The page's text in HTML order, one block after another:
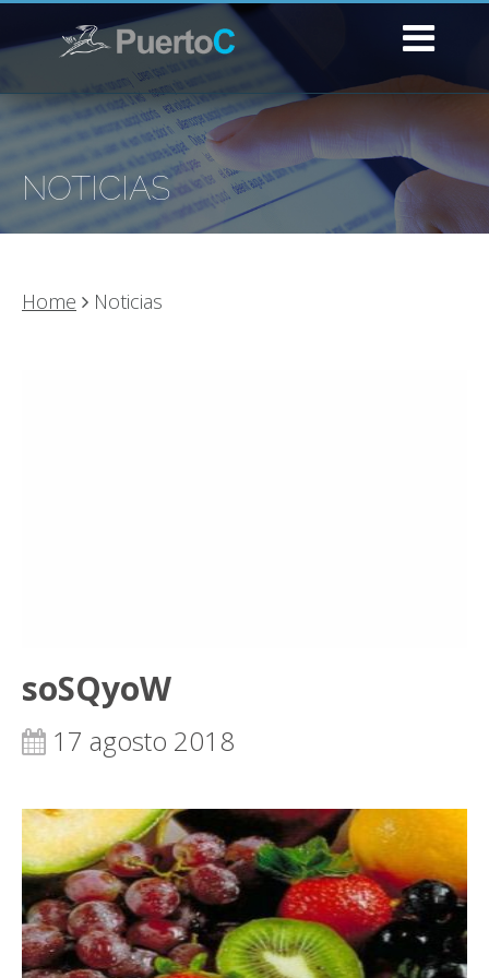
NOTICIAS
Home Noticias
soSQyoW
17 agosto 2018